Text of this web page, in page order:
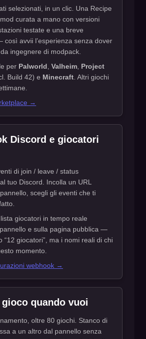
selezionati, in un clic. Una Recipe
curata a mano con versioni
testate e una breve
così avvii l’esperienza senza dover
ingegnere di modpack.
per Palworld Valheim Project
Build 42) e Minecraft . Altri giochi
→
Discord e giocatori
di join / leave / status
tuo Discord. Incolla un URL
scegli gli eventi che ti
giocatori in tempo reale
e sulla pagina pubblica —
“12 giocatori”, ma i nomi reali di chi
momento.
webhook →
gioco quando vuoi
oltre 80 giochi. Stanco di
a un altro dal pannello senza